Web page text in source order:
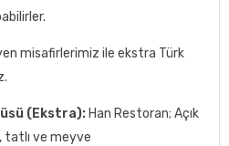
misafirlerimiz ile ekstra Türk
(Ekstra): Han Restoran; Açık
tatlı ve meyve